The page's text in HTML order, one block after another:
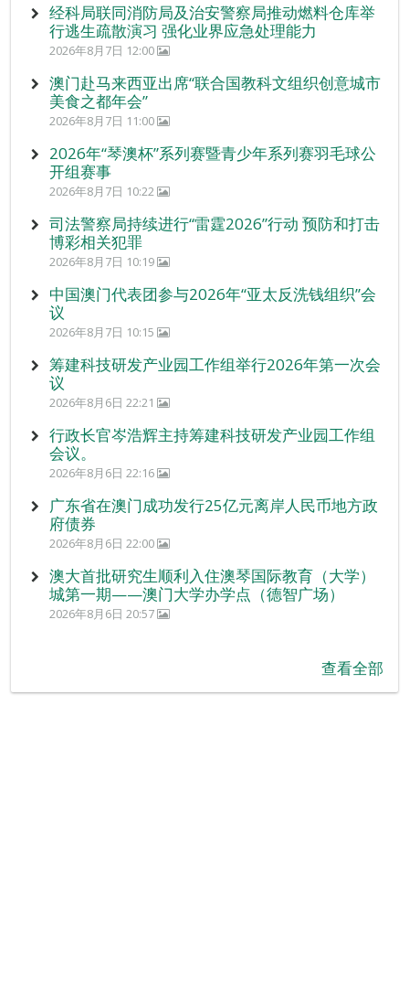
经科局联同消防局及治安警察局推动燃料仓库举
行逃生疏散演习 强化业界应急处理能力
2026年8月7日 12:00
澳门赴马来西亚出席“联合国教科文组织创意城市
美食之都年会”
2026年8月7日 11:00
2026年“琴澳杯”系列赛暨青少年系列赛羽毛球公
开组赛事
2026年8月7日 10:22
司法警察局持续进行“雷霆2026”行动 预防和打击
博彩相关犯罪
2026年8月7日 10:19
中国澳门代表团参与2026年“亚太反洗钱组织”会
议
2026年8月7日 10:15
筹建科技研发产业园工作组举行2026年第一次会
议
2026年8月6日 22:21
行政长官岑浩辉主持筹建科技研发产业园工作组
会议。
2026年8月6日 22:16
广东省在澳门成功发行25亿元离岸人民币地方政
府债券
2026年8月6日 22:00
澳大首批研究生顺利入住澳琴国际教育（大学）
城第一期——澳门大学办学点（德智广场）
2026年8月6日 20:57
查看全部